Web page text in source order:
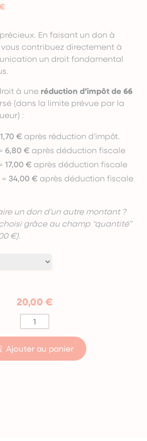
Plage
prix :
En faisant un don à
contribuez directement à
un droit fondamental
à une réduction d’impôt de 66
(dans la limite prévue par la
:
1,70 € après réduction d’impôt.
6,80 € après déduction fiscale
17,00 € après déduction fiscale
= 34,00 € après déduction fiscale
un don d'un autre montant ?
grâce au champ “quantité”
€).
20,00€
quantité
de
Don
Ajouter au panier